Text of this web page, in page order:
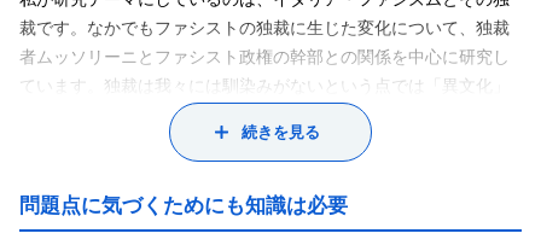
手本にしてきたので、ヨーロッパにおける政治のあり方やその歴
史を学ぶことは、日本の政治を考える際にも重要な意味を持って
います。
担当科目の「比較政治学 I 」では主に外国の政治を素材にしなが
ら、政治学の考え方に触れてもらっています。「比較政治学 II 」
ッパ統合を取り上げます。「ヨーロッパ政治」では19世紀以前の
ヨーロッパを対象にして、我々に馴染みのある政治の仕組みがで
裁です。なかでもファシストの独裁に生じた変化について、独裁
者ムッソリーニとファシスト政権の幹部との関係を中心に研究し
ています。独裁は我々には馴染みがないという点では「異文化」
のようなものです。実際のところ、独裁の下で暮らしている人々
の言葉は、そのまま読んでも意味が分からない場合があります。
で、その背景が分かれば疑問が氷解したり、予想外の意味が浮か
び上がってきたりするのです。独裁政権下では、特に一般の人の
続きを見る
問題点に気づくためにも知識は必要